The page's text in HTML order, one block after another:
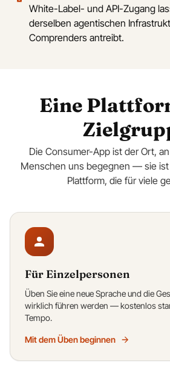
White-Label- und API-Zugang
derselben agentischen
Comprenders antreibt.
Eine
Die Consumer-App ist der Ort,
Menschen uns begegnen — sie ist
Plattform, die für viele
Für Einzelpersonen
Üben Sie eine neue Sprache und die
wirklich führen werden — kostenlos
Tempo.
Mit dem Üben beginnen